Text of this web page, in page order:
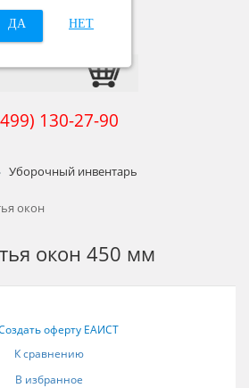
ДА НЕТ
130-27-90
Уборочный инвентарь
окон
окон 450 мм
оферту ЕАИСТ
К сравнению
В избранное